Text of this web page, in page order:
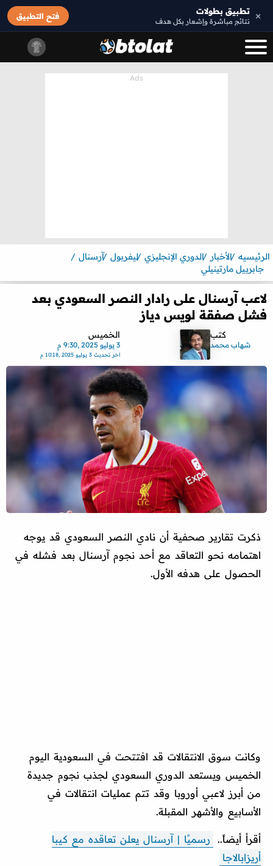
× تطبيق بطولات
نتائج مباشرة وإشعار بكل هدف
فتح التطبيق
الرئيسيه الأخبار الدوري الإنجليزي ليفربول آرسنال
جابرييل مارتينيلي
لاعب آرسنال على رادار النصر السعودي بعد
فشل صفقة لويس دياز
كتب
شهاب محمد
الخميس
3 يوليو 2025 ,9:30 م
اخر تحديث3 يوليو 2025 ,10:18 م
ذكرت تقارير صحفية أن نادي النصر السعودي قد يوجه
اهتمامه نحو التعاقد مع أحد نجوم آرسنال بعد فشله في
الحصول على هدفه الأول.
وكانت سوق الانتقالات قد افتتحت في السعودية اليوم
الخميس ويستعد الدوري السعودي لجذب نجوم جديدة
من أبرز لاعبي أوروبا وقد تتم عمليات انتقالات في
الأسابيع والأشهر المقبلة.
أقرأ أيضاً..
رسميًا | آرسنال يعلن تعاقده مع كيبا
أريزابالاجا